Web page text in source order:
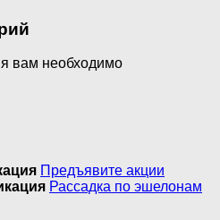
вам необходимо
Предъявите акции
Рассадка по эшелонам